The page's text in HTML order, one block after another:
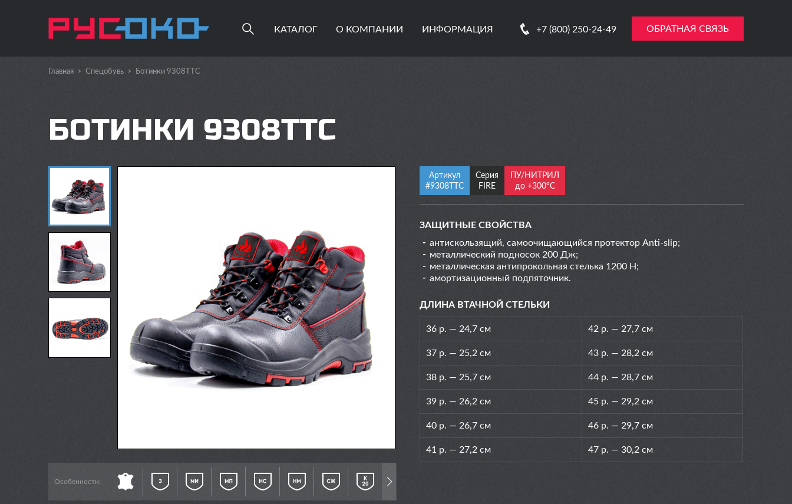
ОБРАТНАЯ СВЯЗЬ
+7 (800) 250-24-49
КАТАЛОГ О КОМПАНИИ ИНФОРМАЦИЯ
Главная > Спецобувь > Ботинки 9308ТТС
БОТИНКИ 9308ТТС
Особенности:
Артикул
#9308ТТС
Серия
FIRE
ПУ/НИТРИЛ
до +300°С
ЗАЩИТНЫЕ СВОЙСТВА
антискользящий, самоочищающийся протектор Anti-slip;
металлический подносок 200 Дж;
металлическая антипрокольная стелька 1200 Н;
амортизационный подпяточник.
ДЛИНА ВТАЧНОЙ СТЕЛЬКИ
36 р. — 24,7 см 42 р. — 27,7 см
37 р. — 25,2 см 43 р. — 28,2 см
38 р. — 25,7 см 44 р. — 28,7 см
39 р. — 26,2 см 45 р. — 29,2 см
40 р. — 26,7 см 46 р. — 29,7 см
41 р. — 27,2 см 47 р. — 30,2 см